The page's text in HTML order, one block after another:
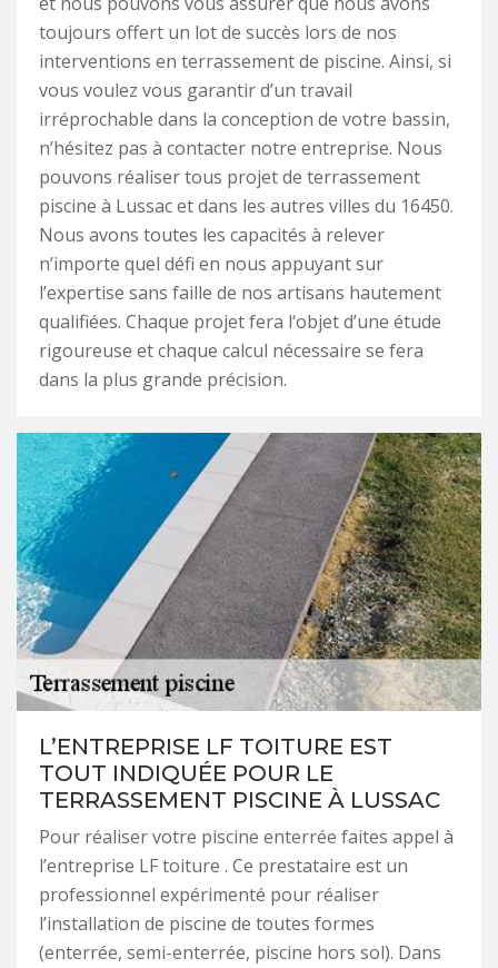
toujours offert un lot de succès lors de nos
interventions en terrassement de piscine. Ainsi, si
vous voulez vous garantir d’un travail
irréprochable dans la conception de votre bassin,
n’hésitez pas à contacter notre entreprise. Nous
pouvons réaliser tous projet de terrassement
piscine à Lussac et dans les autres villes du 16450.
Nous avons toutes les capacités à relever
n’importe quel défi en nous appuyant sur
l’expertise sans faille de nos artisans hautement
qualifiées. Chaque projet fera l‘objet d’une étude
rigoureuse et chaque calcul nécessaire se fera
dans la plus grande précision.
L’ENTREPRISE LF TOITURE EST
TOUT INDIQUÉE POUR LE
TERRASSEMENT PISCINE À LUSSAC
Pour réaliser votre piscine enterrée faites appel à
l’entreprise LF toiture . Ce prestataire est un
professionnel expérimenté pour réaliser
l’installation de piscine de toutes formes
(enterrée, semi-enterrée, piscine hors sol). Dans